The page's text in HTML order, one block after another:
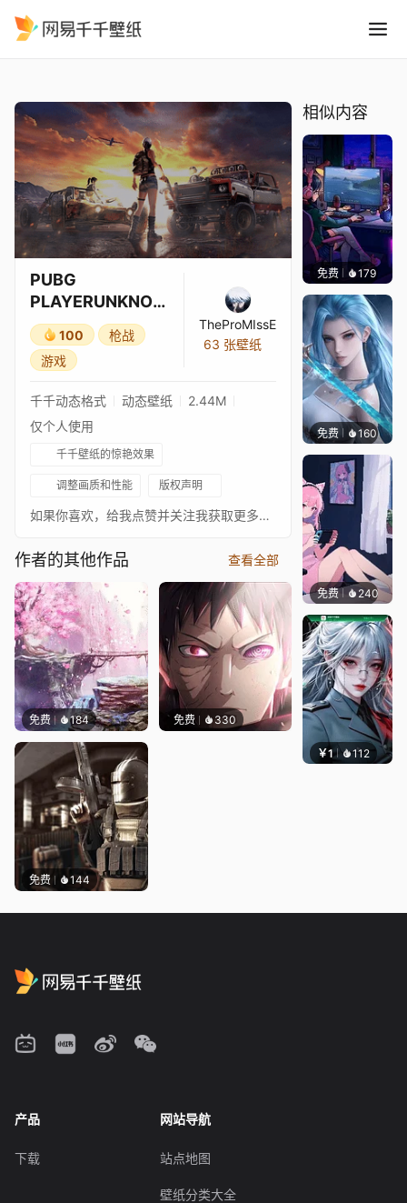
PUBG
PLAYERUNKNOW
N'S
BATTLEGROUND
S 小队
100
枪战
游戏
TheProMIssE
63 张壁纸
千千动态格式 动态壁纸
2.44M
仅个人使用
千千壁纸的惊艳效果
调整画质和性能 版权声明
如果你喜欢，给我点赞并关注我获取更多内容，帧率设置为30
作者的其他作品 查看全部
免费 184 免费 330
免费 144
相似内容
免费 179
免费 160好看
免费 240好看
￥1 112 宅婳氏
产品
下载
网站导航
站点地图
壁纸分类大全